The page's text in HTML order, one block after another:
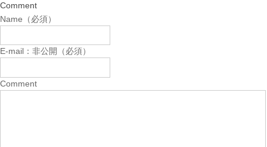
Comment
Name（必須）
E-mail：非公開（必須）
Comment